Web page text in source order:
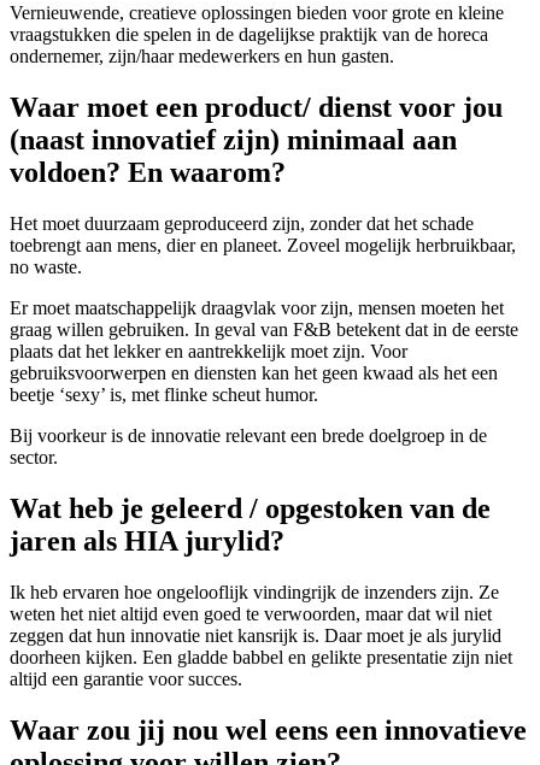
Vernieuwende, creatieve oplossingen bieden voor grote en kleine
vraagstukken die spelen in de dagelijkse praktijk van de horeca
ondernemer, zijn/haar medewerkers en hun gasten.
Waar moet een product/ dienst voor jou
(naast innovatief zijn) minimaal aan
voldoen? En waarom?
Het moet duurzaam geproduceerd zijn, zonder dat het schade
toebrengt aan mens, dier en planeet. Zoveel mogelijk herbruikbaar,
no waste.
Er moet maatschappelijk draagvlak voor zijn, mensen moeten het
graag willen gebruiken. In geval van F&B betekent dat in de eerste
plaats dat het lekker en aantrekkelijk moet zijn. Voor
gebruiksvoorwerpen en diensten kan het geen kwaad als het een
beetje ‘sexy’ is, met flinke scheut humor.
Bij voorkeur is de innovatie relevant een brede doelgroep in de
sector.
Wat heb je geleerd / opgestoken van de
jaren als HIA jurylid?
Ik heb ervaren hoe ongelooflijk vindingrijk de inzenders zijn. Ze
weten het niet altijd even goed te verwoorden, maar dat wil niet
zeggen dat hun innovatie niet kansrijk is. Daar moet je als jurylid
doorheen kijken. Een gladde babbel en gelikte presentatie zijn niet
altijd een garantie voor succes.
Waar zou jij nou wel eens een innovatieve